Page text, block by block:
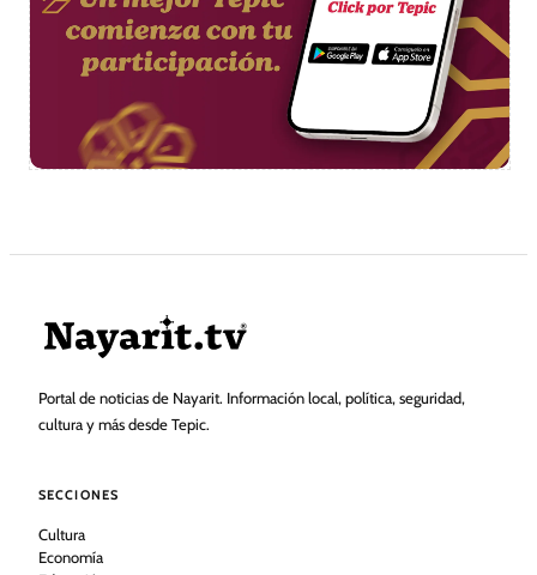
Portal de noticias de Nayarit. Información local, política, seguridad,
cultura y más desde Tepic.
SECCIONES
Cultura
Economía